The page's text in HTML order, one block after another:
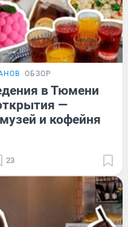
ОБЗОР
в Тюмени
—
и кофейня
23